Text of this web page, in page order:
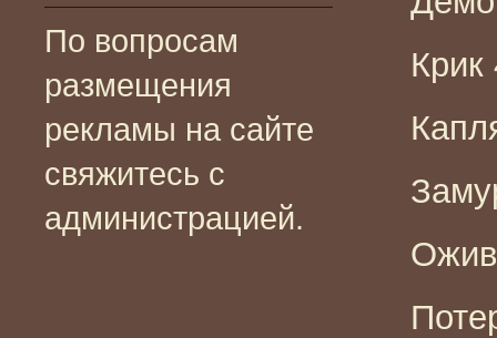
По вопросам
размещения
рекламы на сайте
свяжитесь с
администрацией.
Крик